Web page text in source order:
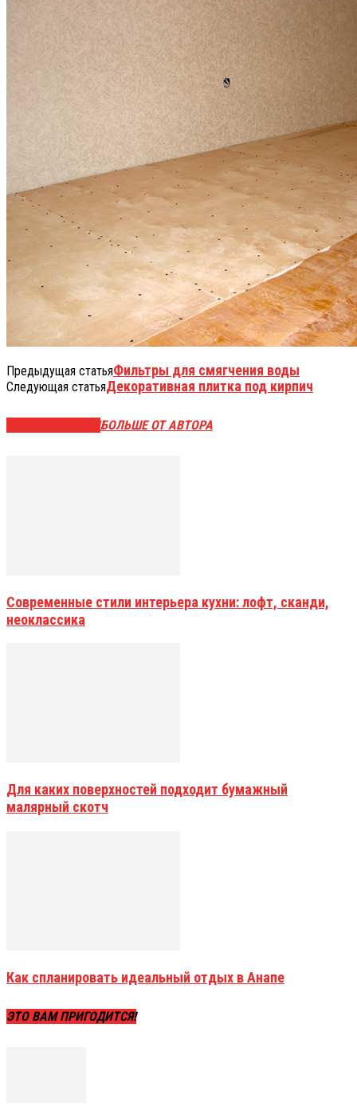
Предыдущая статьяФильтры для смягчения воды
Следующая статьяДекоративная плитка под кирпич
БОЛЬШЕ ОТ АВТОРА
Современные стили интерьера кухни: лофт, сканди,
неоклассика
Для каких поверхностей подходит бумажный
малярный скотч
Как спланировать идеальный отдых в Анапе
ЭТО ВАМ ПРИГОДИТСЯ!